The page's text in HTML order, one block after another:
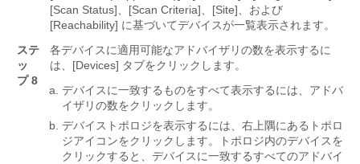
[Scan Status]、[Scan Criteria]、[Site]、および
[Reachability] に基づいてデバイスが一覧表示されます。
ステ
ッ
プ 8
各デバイスに適用可能なアドバイザリの数を表示するに
は、[Devices] タブをクリックします。
デバイスに一致するものをすべて表示するには、アドバ
イザリの数をクリックします。
デバイストポロジを表示するには、右上隅にあるトポロ
ジアイコンをクリックします。トポロジ内のデバイスを
クリックすると、デバイスに一致するすべてのアドバイ